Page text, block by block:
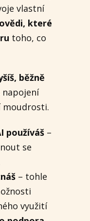
vlastní
které
toho, co
běžně
napojení
moudrosti.
používáš–
se
– tohle
využití